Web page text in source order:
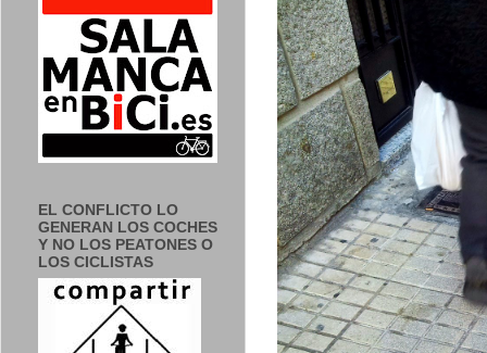
EL CONFLICTO LO
GENERAN LOS COCHES
Y NO LOS PEATONES O
LOS CICLISTAS